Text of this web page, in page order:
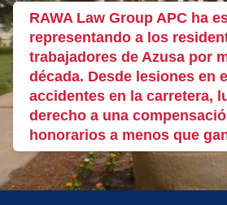
RAWA Law Group APC ha
representando a los
trabajadores de Azusa por
década. Desde lesiones en
accidentes en la carretera,
derecho a una
honorarios a menos que